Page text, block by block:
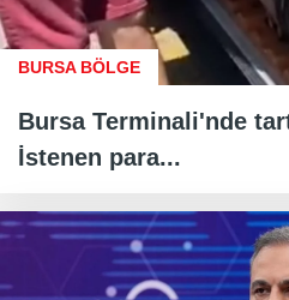
BURSA BÖLGE
Bursa Terminali'nde
İstenen para...